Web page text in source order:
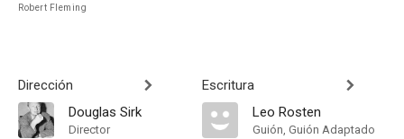
Robert Fleming
Dirección
Douglas Sirk
Director
Escritura
Leo Rosten
Guión, Guión Adaptado